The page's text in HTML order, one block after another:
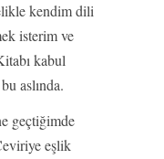
kendim dili
isterim ve
kabul
aslında.
geçtiğimde
eşlik